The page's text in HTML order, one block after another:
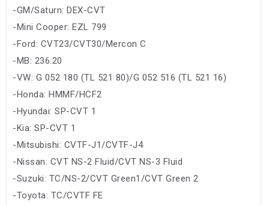
-GM/Saturn: DEX-CVT
-Mini Cooper: EZL 799
-Ford: CVT23/CVT30/Mercon C
-MB: 236.20
-VW: G 052 180 (TL 521 80)/G 052 516 (TL 521 16)
-Honda: HMMF/HCF2
-Hyundai: SP-CVT 1
-Kia: SP-CVT 1
-Mitsubishi: CVTF-J1/CVTF-J4
-Nissan: CVT NS-2 Fluid/CVT NS-3 Fluid
-Suzuki: TC/NS-2/CVT Green1/CVT Green 2
-Toyota: TC/CVTF FE